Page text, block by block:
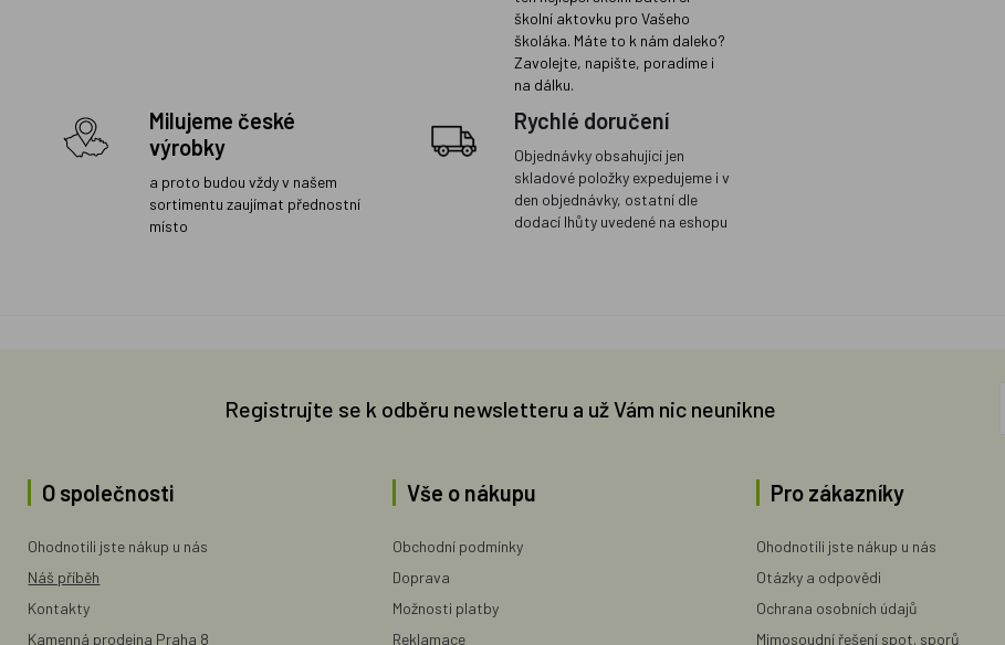
školní aktovku pro Vašeho
školáka. Máte to k nám daleko?
Zavolejte, napište, poradíme i
na dálku.
Milujeme české
výrobky
a proto budou vždy v našem
sortimentu zaujímat přednostní
místo
Rychlé doručení
Objednávky obsahující jen
skladové položky expedujeme i v
den objednávky, ostatní dle
dodací lhůty uvedené na eshopu
Registrujte se k odběru newsletteru a už Vám nic neunikne
O společnosti
Ohodnotili jste nákup u nás
Náš příběh
Kontakty
Kamenná prodejna Praha 8
Vše o nákupu
Obchodní podmínky
Doprava
Možnosti platby
Reklamace
Pro zákazníky
Ohodnotili jste nákup u nás
Otázky a odpovědi
Ochrana osobních údajů
Mimosoudní řešení spot. sporů